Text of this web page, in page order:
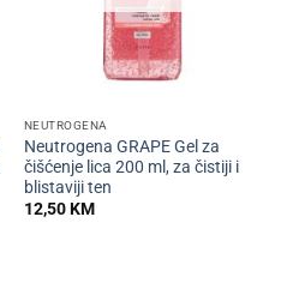
NEUTROGENA
Neutrogena GRAPE Gel za
čišćenje lica 200 ml, za čistiji i
blistaviji ten
12,50KM